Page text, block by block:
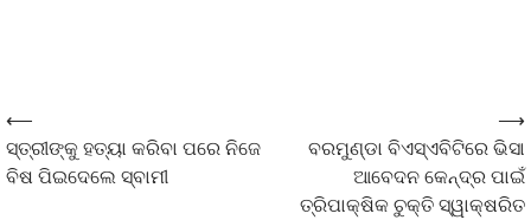
⟵
ସ୍ତ୍ରୀଙ୍କୁ ହତ୍ୟା କରିବା ପରେ ନିଜେ
ବିଷ ପିଇଦେଲେ ସ୍ବାମୀ
ବରମୁଣ୍ଡା ବିଏସ୍‌ଏବିଟିରେ ଭିସା
ଆବେଦନ କେନ୍ଦ୍ର ପାଇଁ
ତ୍ରିପାକ୍ଷିକ ଚୁକ୍ତି ସ୍ୱାକ୍ଷରିତ
⟶